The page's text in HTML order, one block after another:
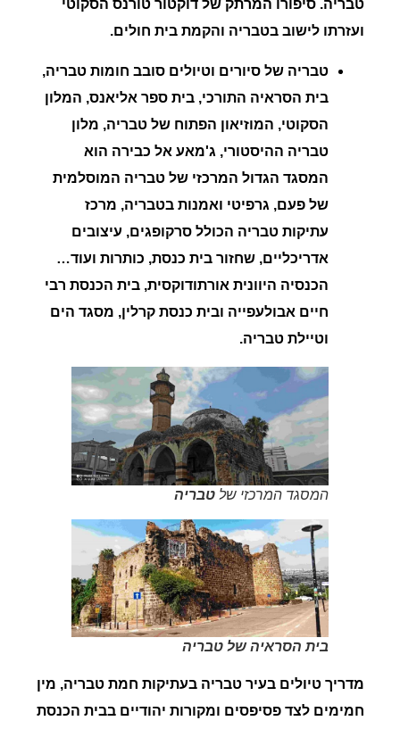
טבריה. סיפורו המרתק של דוקטור טורנס הסקוטי
ועזרתו לישוב בטבריה והקמת בית חולים.
טבריה של סיורים וטיולים סובב חומות טבריה,
בית הסראיה התורכי, בית ספר אליאנס, המלון
הסקוטי, המוזיאון הפתוח של טבריה, מלון
טבריה ההיסטורי, ג'מאע אל כבירה הוא
המסגד הגדול המרכזי של טבריה המוסלמית
של פעם, גרפיטי ואמנות בטבריה, מרכז
עתיקות טבריה הכולל סרקופגים, עיצובים
אדריכליים, שחזור בית כנסת, כותרות ועוד…
הכנסיה היוונית אורתודוקסית, בית הכנסת רבי
חיים אבולעפייה ובית כנסת קרלין, מסגד הים
וטיילת טבריה.
המסגד המרכזי של טבריה
בית הסראיה של טבריה
מדריך טיולים בעיר טבריה בעתיקות חמת טבריה, מין
חמימים לצד פסיפסים ומקורות יהודיים בבית הכנסת